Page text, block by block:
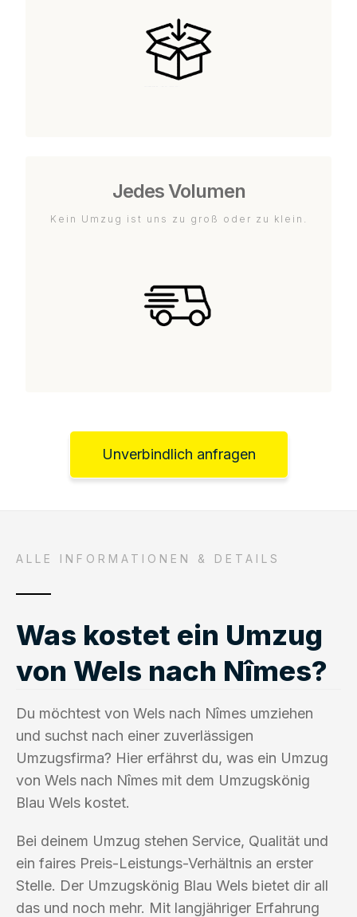
Jedes Volumen
Kein Umzug ist uns zu groß oder zu klein.
Unverbindlich anfragen
ALLE INFORMATIONEN & DETAILS
Was kostet ein Umzug
von Wels nach Nîmes?
Du möchtest von Wels nach Nîmes umziehen
und suchst nach einer zuverlässigen
Umzugsfirma? Hier erfährst du, was ein Umzug
von Wels nach Nîmes mit dem Umzugskönig
Blau Wels kostet.
Bei deinem Umzug stehen Service, Qualität und
ein faires Preis-Leistungs-Verhältnis an erster
Stelle. Der Umzugskönig Blau Wels bietet dir all
das und noch mehr. Mit langjähriger Erfahrung